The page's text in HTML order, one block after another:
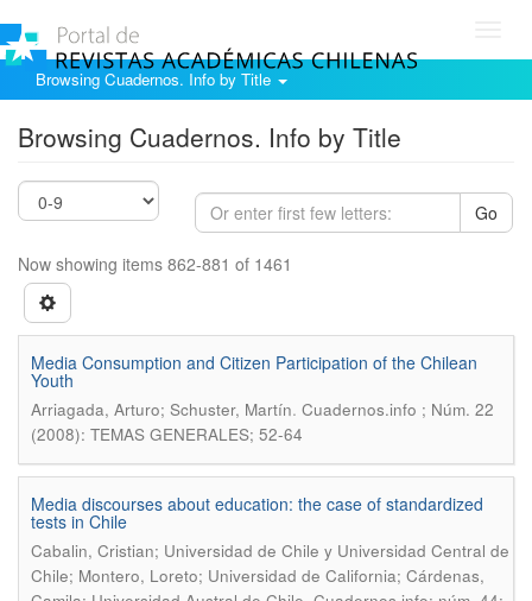
Browsing Cuadernos. Info by Title
Browsing Cuadernos. Info by Title
Go
Now showing items 862-881 of 1461
Media Consumption and Citizen Participation of the Chilean
Youth
Arriagada, Arturo; Schuster, Martín. Cuadernos.info ; Núm. 22
(2008): TEMAS GENERALES; 52-64
Media discourses about education: the case of standardized
tests in Chile
Cabalin, Cristian; Universidad de Chile y Universidad Central de
Chile; Montero, Loreto; Universidad de California; Cárdenas,